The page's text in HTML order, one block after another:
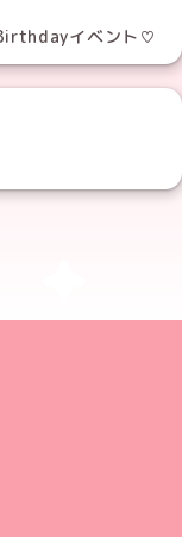
イベント♡
カウント
カウント公式アカウント
んFacebook公式アカウン
ーみんYouTube公式アカ